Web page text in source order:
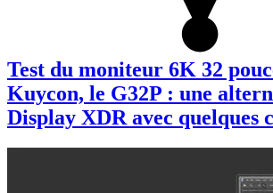
Test du moniteur 6K 32
Kuycon, le G32P : une
Display XDR avec quelques